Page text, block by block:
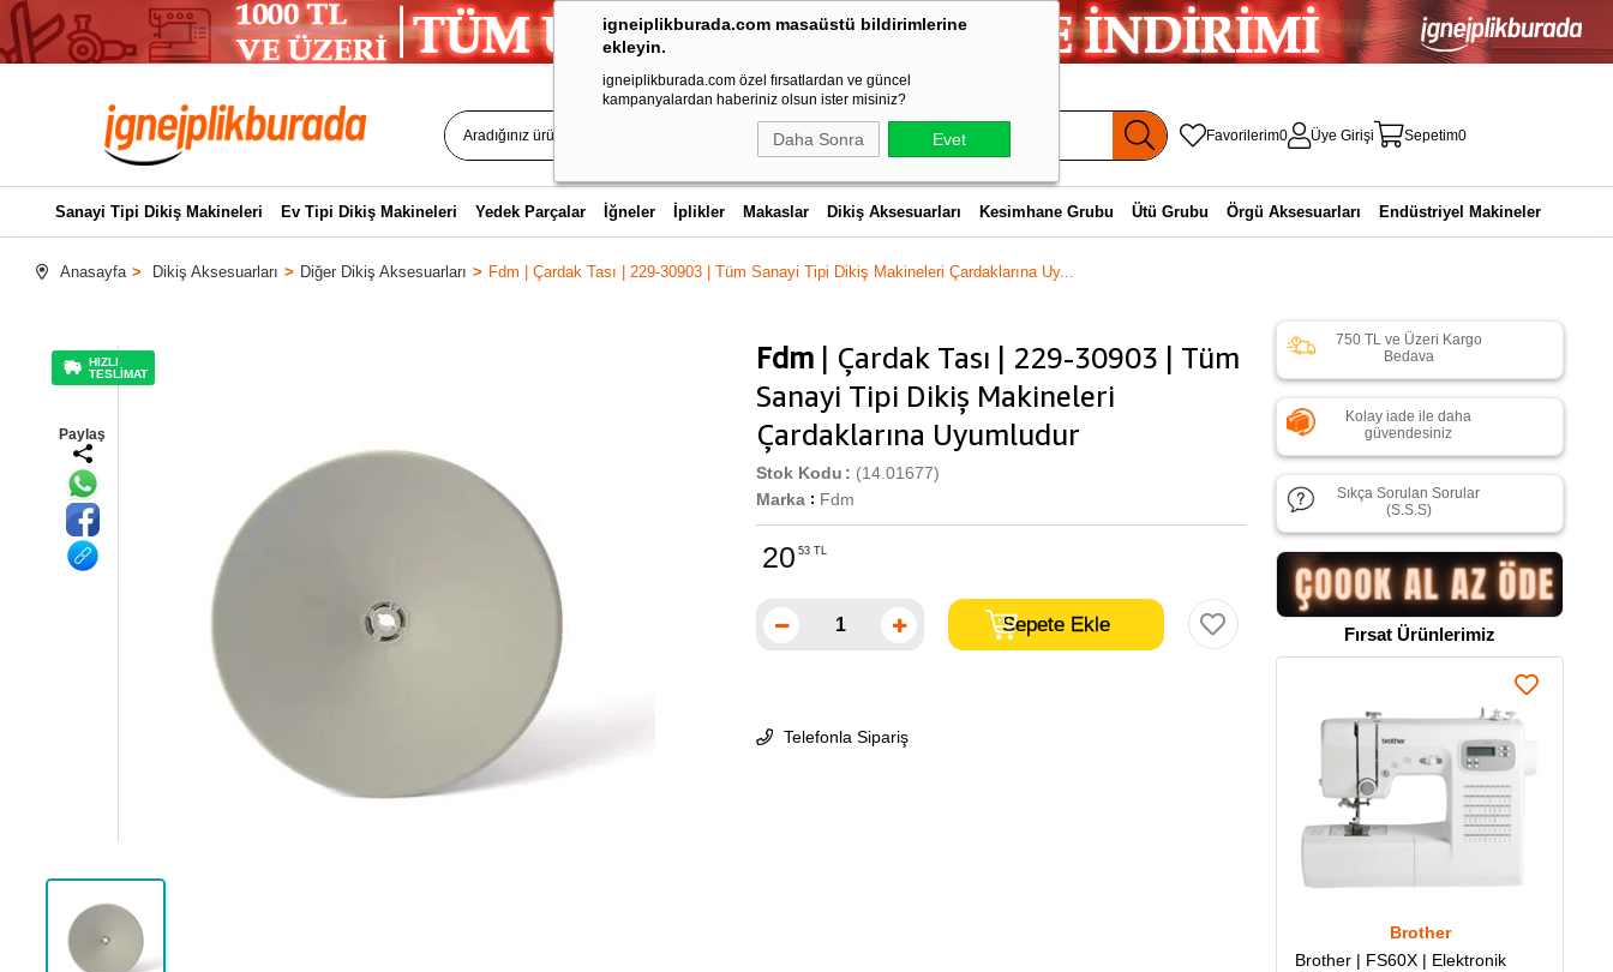
igneiplikburada.com masaüstü bildirimlerine
ekleyin.
igneiplikburada.com özel fırsatlardan ve güncel
kampanyalardan haberiniz olsun ister misiniz?
Daha Sonra Evet Favorilerim0 Üye Girişi Sepetim0
Sanayi Tipi Dikiş Makineleri Ev Tipi Dikiş Makineleri Yedek Parçalar İğneler İplikler Makaslar Dikiş Aksesuarları Kesimhane Grubu Ütü Grubu Örgü Aksesuarları Endüstriyel Makineler
Anasayfa Dikiş Aksesuarları Diğer Dikiş Aksesuarları Fdm | Çardak Tası | 229-30903 | Tüm Sanayi Tipi Dikiş Makineleri Çardaklarına Uy...
HIZLI
TESLİMAT
Paylaş
Fdm | Çardak Tası | 229-30903 | Tüm
Sanayi Tipi Dikiş Makineleri
Çardaklarına Uyumludur
(14.01677)
Stok Kodu
Marka : Fdm
20 53 TL
Telefonla Sipariş
750 TL ve Üzeri Kargo
Bedava
Kolay iade ile daha
güvendesiniz
Sıkça Sorulan Sorular
(S.S.S)
Fırsat Ürünlerimiz
Brother
Brother | FS60X | Elektronik